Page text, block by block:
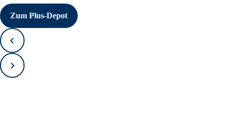
Zum Plus-Depot
Zurück
Vorwärts